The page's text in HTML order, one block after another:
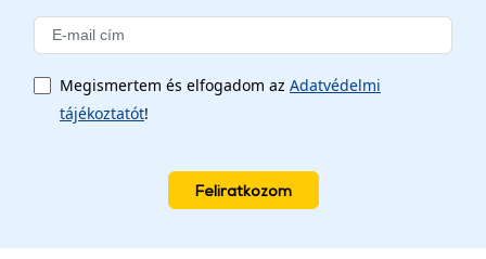
Megismertem és elfogadom az Adatvédelmi
tájékoztatót!
Feliratkozom